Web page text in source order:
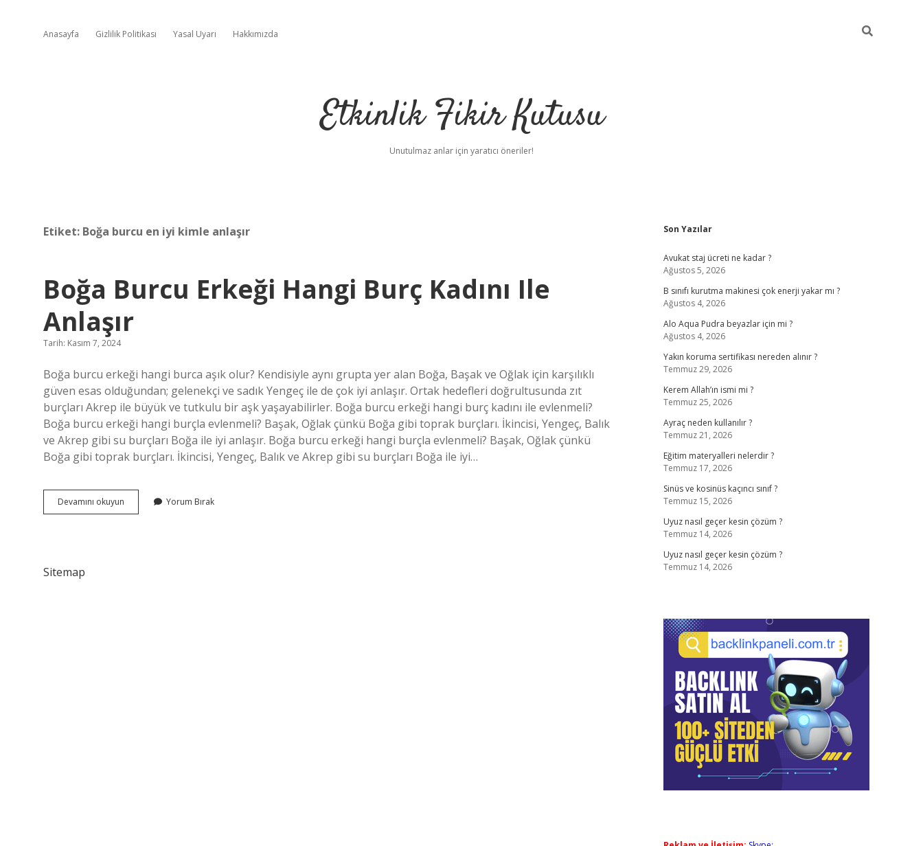
Anasayfa Gizlilik Politikası Yasal Uyarı Hakkımızda
Etkinlik Fikir Kutusu
Unutulmaz anlar için yaratıcı öneriler!
Etiket: Boğa burcu en iyi kimle anlaşır
Boğa Burcu Erkeği Hangi Burç Kadını Ile
Anlaşır
Tarih: Kasım 7, 2024
Boğa burcu erkeği hangi burca aşık olur? Kendisiyle aynı grupta yer alan Boğa, Başak ve Oğlak için karşılıklı
güven esas olduğundan; gelenekçi ve sadık Yengeç ile de çok iyi anlaşır. Ortak hedefleri doğrultusunda zıt
burçları Akrep ile büyük ve tutkulu bir aşk yaşayabilirler. Boğa burcu erkeği hangi burç kadını ile evlenmeli?
Boğa burcu erkeği hangi burçla evlenmeli? Başak, Oğlak çünkü Boğa gibi toprak burçları. İkincisi, Yengeç, Balık
ve Akrep gibi su burçları Boğa ile iyi anlaşır. Boğa burcu erkeği hangi burçla evlenmeli? Başak, Oğlak çünkü
Boğa gibi toprak burçları. İkincisi, Yengeç, Balık ve Akrep gibi su burçları Boğa ile iyi…
Devamını okuyun
Burcu
Yorum Bırak
Sitemap
Sidebar
Son Yazılar
Avukat staj ücreti ne kadar ?
Ağustos 5, 2026
B sınıfı kurutma makinesi çok enerji yakar mı ?
Ağustos 4, 2026
Alo Aqua Pudra beyazlar için mi ?
Ağustos 4, 2026
Yakın koruma sertifikası nereden alınır ?
Temmuz 29, 2026
Kerem Allah’ın ismi mi ?
Temmuz 25, 2026
Ayraç neden kullanılır ?
Temmuz 21, 2026
Eğitim materyalleri nelerdir ?
Temmuz 17, 2026
Sinüs ve kosinüs kaçıncı sınıf ?
Temmuz 15, 2026
Uyuz nasıl geçer kesin çözüm ?
Temmuz 14, 2026
Uyuz nasıl geçer kesin çözüm ?
Temmuz 14, 2026